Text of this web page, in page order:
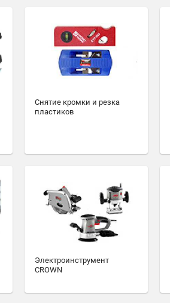
Снятие кромки и резка
пластиков
Электроинструмент
CROWN